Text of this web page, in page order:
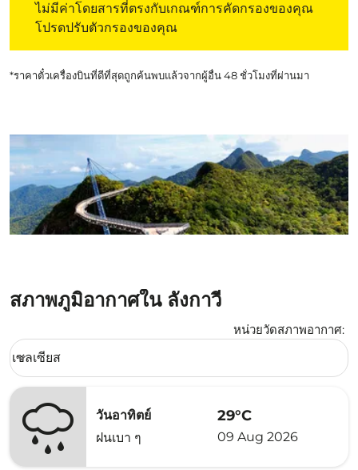
ไม่มีค่าโดยสารที่ตรงกับเกณฑ์การคัดกรองของคุณ
โปรดปรับตัวกรองของคุณ
*ราคาตั๋วเครื่องบินที่ดีที่สุดถูกค้นพบแล้วจากผู้อื่น 48 ชั่วโมงที่ผ่านมา
สภาพภูมิอากาศใน ลังกาวี
หน่วยวัดสภาพอากาศ:
Weather unit option เซลเซียส Selected
เซลเซียส
keyboard_arrow_down
วันอาทิตย์
ฝนเบา ๆ
29°C
09 Aug 2026